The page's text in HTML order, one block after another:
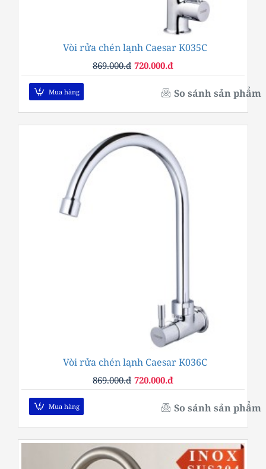
Vòi rửa chén lạnh Caesar K035C
720.000.đ
869.000.đ
Mua hàng So sánh sản phẩm
Vòi rửa chén lạnh Caesar K036C
720.000.đ
869.000.đ
Mua hàng So sánh sản phẩm